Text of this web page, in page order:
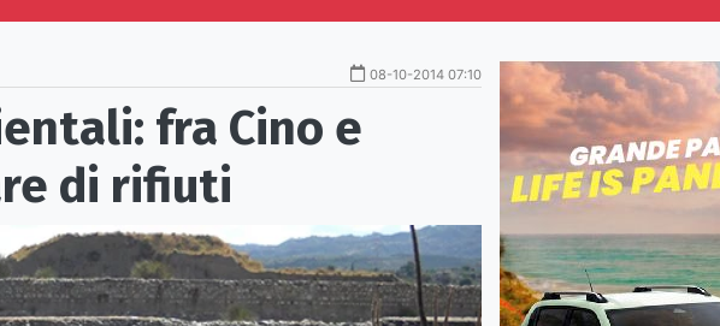
08-10-2014 07:10
fra Cino e
di rifiuti